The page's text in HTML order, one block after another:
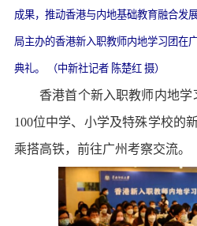
成果，推动香港与内地基础教育融合发
局主办的香港新入职教师内地学习团在
典礼。 （中新社记者 陈楚红 摄）
香港首个新入职教师内地学
100位中学、小学及特殊学校的
乘搭高铁，前往广州考察交流。